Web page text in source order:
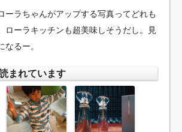
ーラちゃんがアップする写真ってどれも
ローラキッチンも超美味しそうだし。見
なるー。
まれています